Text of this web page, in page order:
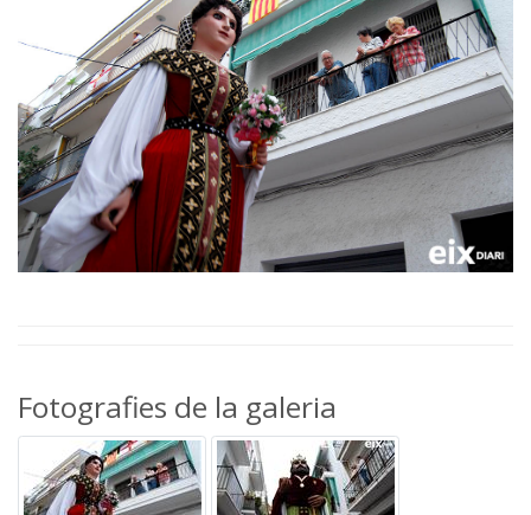
Fotografies de la galeria